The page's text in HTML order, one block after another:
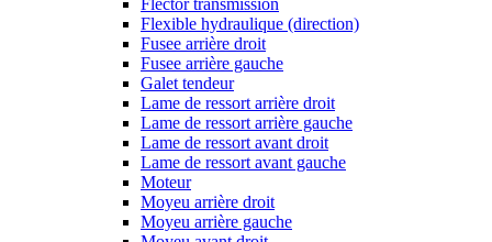
Flector transmission
Flexible hydraulique (direction)
Fusee arrière droit
Fusee arrière gauche
Galet tendeur
Lame de ressort arrière droit
Lame de ressort arrière gauche
Lame de ressort avant droit
Lame de ressort avant gauche
Moteur
Moyeu arrière droit
Moyeu arrière gauche